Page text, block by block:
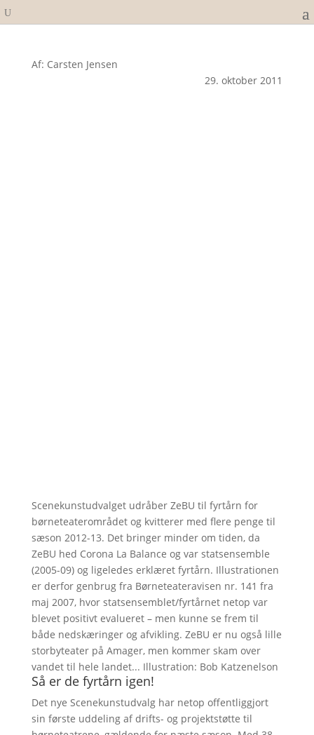
Af: Carsten Jensen
29. oktober 2011
Scenekunstudvalget udråber ZeBU til fyrtårn for
børneteaterområdet og kvitterer med flere penge til
sæson 2012-13. Det bringer minder om tiden, da
ZeBU hed Corona La Balance og var statsensemble
(2005-09) og ligeledes erklæret fyrtårn. Illustrationen
er derfor genbrug fra Børneteateravisen nr. 141 fra
maj 2007, hvor statsensemblet/fyrtårnet netop var
blevet positivt evalueret – men kunne se frem til
både nedskæringer og afvikling. ZeBU er nu også lille
storbyteater på Amager, men kommer skam over
vandet til hele landet... Illustration: Bob Katzenelson
Så er de fyrtårn igen!
Det nye Scenekunstudvalg har netop offentliggjort
sin første uddeling af drifts- og projektstøtte til